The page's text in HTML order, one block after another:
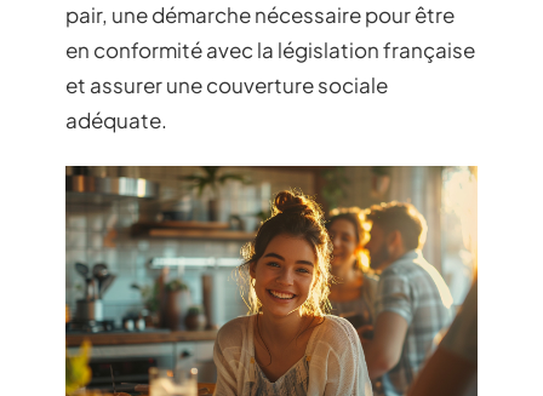
pair, une démarche nécessaire pour être
en conformité avec la législation française
et assurer une couverture sociale
adéquate.